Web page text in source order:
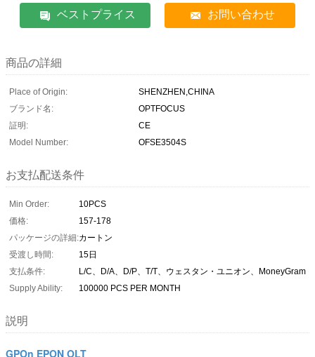
ベストプライス お問い合わせ
商品の詳細
Place of Origin:
SHENZHEN,CHINA
ブランド名:
OPTFOCUS
証明:
CE
Model Number:
OFSE3504S
お支払配送条件
Min Order:
10PCS
価格:
157-178
パッケージの詳細:カートン
受渡し時間:
15日
支払条件:
L/C、D/A、D/P、T/T、ウェスタン・ユニオン、MoneyGram
Supply Ability:
100000 PCS PER MONTH
説明
GPOn EPON OLT